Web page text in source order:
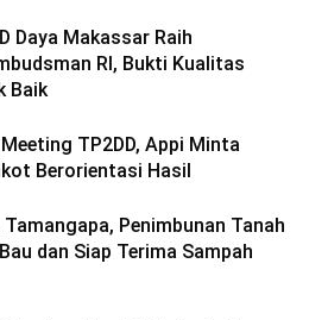
Daya Makassar Raih
RI, Bukti Kualitas
Baik
TP2DD, Appi Minta
Berorientasi Hasil
Penimbunan Tanah
dan Siap Terima Sampah